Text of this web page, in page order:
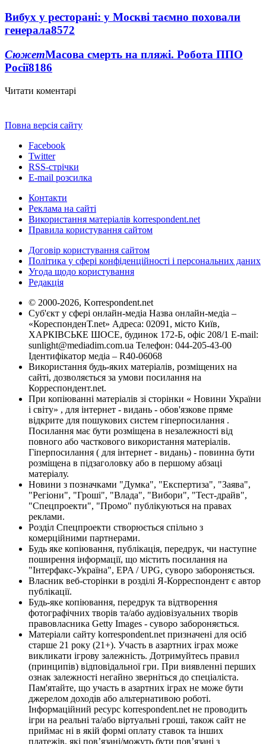
Вибух у ресторані: у Москві таємно поховали
генерала8572
СюжетМасова смерть на пляжі. Робота ППО
Росії8186
Читати коментарі
Повна версія сайту
Facebook
Twitter
RSS-стрічки
E-mail розсилка
Контакти
Реклама на сайті
Використання матеріалів korrespondent.net
Правила користування сайтом
Договір користування сайтом
Політика у сфері конфіденційності і персональних даних
Угода щодо користування
Редакція
© 2000-2026, Korrespondent.net
Суб'єкт у сфері онлайн-медіа Назва онлайн-медіа –
«КореспонденТ.net» Адреса: 02091, місто Київ,
ХАРКІВСЬКЕ ШОСЕ, будинок 172-Б, офіс 208/1 E-mail:
sunlight@mediadim.com.ua Телефон: 044-205-43-00
Ідентифікатор медіа – R40-06068
Використання будь-яких матеріалів, розміщених на
сайті, дозволяється за умови посилання на
Корреспондент.net.
При копіюванні матеріалів зі сторінки « Новини України
і світу» , для інтернет - видань - обов'язкове пряме
відкрите для пошукових систем гіперпосилання .
Посилання має бути розміщена в незалежності від
повного або часткового використання матеріалів.
Гіперпосилання ( для інтернет - видань) - повинна бути
розміщена в підзаголовку або в першому абзаці
матеріалу.
Новини з позначками "Думка", "Експертиза", "Заява",
"Регіони", "Гроші", "Влада", "Вибори", "Тест-драйв",
"Спецпроекти", "Промо" публікуються на правах
реклами.
Розділ Спецпроекти створюється спільно з
комерційними партнерами.
Будь яке копіювання, публікація, передрук, чи наступне
поширення інформації, що містить посилання на
"Інтерфакс-Україна", EPA / UPG, суворо забороняється.
Власник веб-сторінки в розділі Я-Корреспондент є автор
публікації.
Будь-яке копіювання, передрук та відтворення
фотографічних творів та/або аудіовізуальних творів
правовласника Getty Images - суворо забороняється.
Матеріали сайту korrespondent.net призначені для осіб
старше 21 року (21+). Участь в азартних іграх може
викликати ігрову залежність. Дотримуйтесь правил
(принципів) відповідальної гри. При виявленні перших
ознак залежності негайно зверніться до спеціаліста.
Пам'ятайте, що участь в азартних іграх не може бути
джерелом доходів або альтернативою роботі.
Інформаційний ресурс korrespondent.net не проводить
ігри на реальні та/або віртуальні гроші, також сайт не
приймає ні в якій формі оплату ставок та інших
платежів, які пов’язані/можуть бути пов’язані з